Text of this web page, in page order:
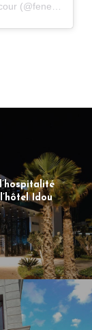
Une publication partagée par Fenêtre sur cour (@fenetresurcourofficiel)
Idou